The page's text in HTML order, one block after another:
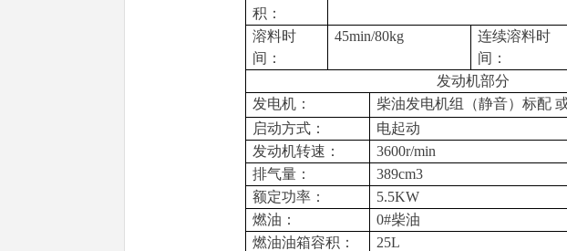
积：
溶料时
间：
45min/80kg
连续溶料时
间：
发动机部分
发电机：
柴油发电机组（静音）标配
启动方式：
电起动
发动机转速：
3600r/min
排气量：
389cm3
额定功率：
5.5KW
燃油：
0#柴油
燃油油箱容积：
25L